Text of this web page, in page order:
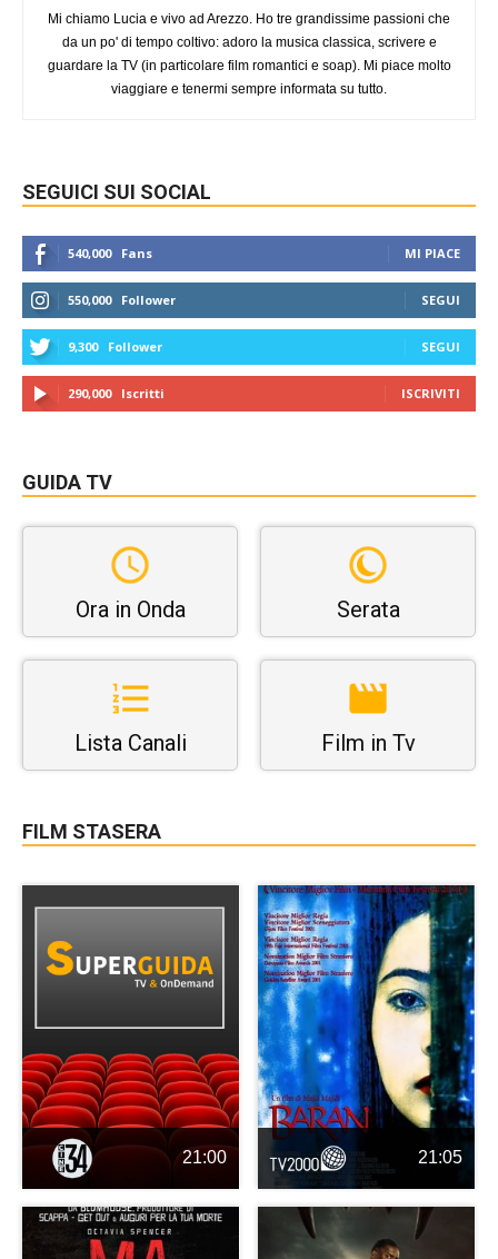
Mi chiamo Lucia e vivo ad Arezzo. Ho tre grandissime passioni che
da un po' di tempo coltivo: adoro la musica classica, scrivere e
guardare la TV (in particolare film romantici e soap). Mi piace molto
viaggiare e tenermi sempre informata su tutto.
SEGUICI SUI SOCIAL
540,000 Fans MI PIACE
550,000 Follower SEGUI
9,300 Follower SEGUI
290,000 Iscritti ISCRIVITI
GUIDA TV
Ora in Onda Serata
Lista Canali Film in Tv
FILM STASERA
21:00 21:05